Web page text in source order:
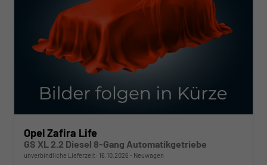
Opel Zafira Life
GS XL 2.2 Diesel 8-Gang Automatikgetriebe
unverbindliche Lieferzeit: 16.10.2026 Neuwagen